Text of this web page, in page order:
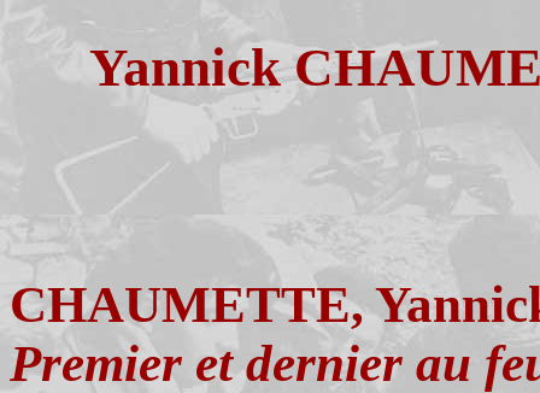
Yannick
CHAUMETTE,
Premier et dernier au